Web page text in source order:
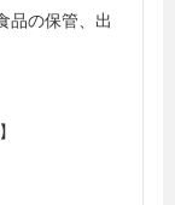
品の保管、出